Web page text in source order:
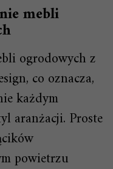
mebli
ogrodowych z
co oznacza,
każdym
aranżacji. Proste
powietrzu